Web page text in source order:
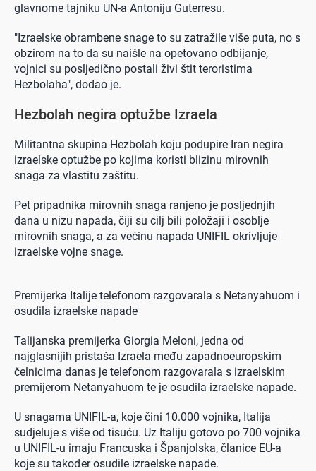
glavnome tajniku UN-a Antoniju Guterresu.
"Izraelske obrambene snage to su zatražile više puta, no s
obzirom na to da su naišle na opetovano odbijanje,
vojnici su posljedično postali živi štit teroristima
Hezbolaha", dodao je.
Hezbolah negira optužbe Izraela
Militantna skupina Hezbolah koju podupire Iran negira
izraelske optužbe po kojima koristi blizinu mirovnih
snaga za vlastitu zaštitu.
Pet pripadnika mirovnih snaga ranjeno je posljednjih
dana u nizu napada, čiji su cilj bili položaji i osoblje
mirovnih snaga, a za većinu napada UNIFIL okrivljuje
izraelske vojne snage.
Premijerka Italije telefonom razgovarala s Netanyahuom i
osudila izraelske napade
Talijanska premijerka Giorgia Meloni, jedna od
najglasnijih pristaša Izraela među zapadnoeuropskim
čelnicima danas je telefonom razgovarala s izraelskim
premijerom Netanyahuom te je osudila izraelske napade.
U snagama UNIFIL-a, koje čini 10.000 vojnika, Italija
sudjeluje s više od tisuću. Uz Italiju gotovo po 700 vojnika
u UNIFIL-u imaju Francuska i Španjolska, članice EU-a
koje su također osudile izraelske napade.